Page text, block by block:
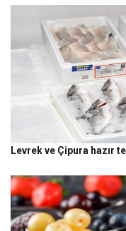
Levrek ve Çipura hazır